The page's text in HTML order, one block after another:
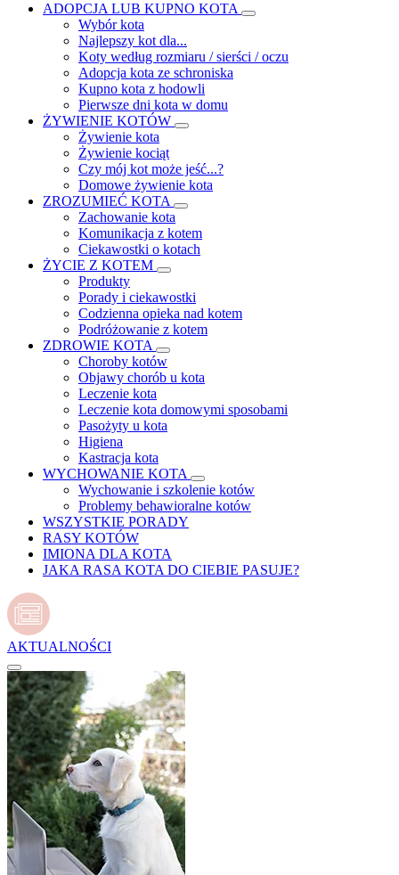
ADOPCJA LUB KUPNO KOTA
Wybór kota
Najlepszy kot dla...
Koty według rozmiaru / sierści / oczu
Adopcja kota ze schroniska
Kupno kota z hodowli
Pierwsze dni kota w domu
ŻYWIENIE KOTÓW
Żywienie kota
Żywienie kociąt
Czy mój kot może jeść...?
Domowe żywienie kota
ZROZUMIEĆ KOTA
Zachowanie kota
Komunikacja z kotem
Ciekawostki o kotach
ŻYCIE Z KOTEM
Produkty
Porady i ciekawostki
Codzienna opieka nad kotem
Podróżowanie z kotem
ZDROWIE KOTA
Choroby kotów
Objawy chorób u kota
Leczenie kota
Leczenie kota domowymi sposobami
Pasożyty u kota
Higiena
Kastracja kota
WYCHOWANIE KOTA
Wychowanie i szkolenie kotów
Problemy behawioralne kotów
WSZYSTKIE PORADY
RASY KOTÓW
IMIONA DLA KOTA
JAKA RASA KOTA DO CIEBIE PASUJE?
AKTUALNOŚCI